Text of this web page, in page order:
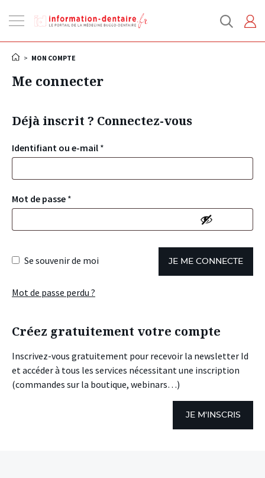
la
> MON COMPTE
Me connecter
Déjà inscrit ? Connectez-vous
Identifiant ou e-mail *
Mot de passe *
Se souvenir de moi JE ME CONNECTE
Mot de passe perdu ?
Créez gratuitement votre compte
Inscrivez-vous gratuitement pour recevoir la newsletter Id
et accéder à tous les services nécessitant une inscription
(commandes sur la boutique, webinars…)
JE M'INSCRIS